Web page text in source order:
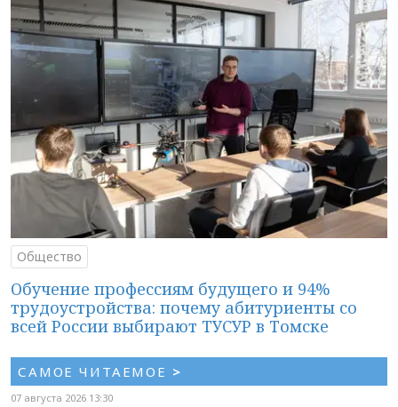
Общество
Обучение профессиям будущего и 94%
трудоустройства: почему абитуриенты со
всей России выбирают ТУСУР в Томске
САМОЕ ЧИТАЕМОЕ >
07 августа 2026 13:30